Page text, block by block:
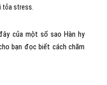
tỏa stress.
của một số sao Hàn hy
bạn đọc biết cách chăm